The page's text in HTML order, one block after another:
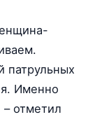
патрульных
Именно
отметил